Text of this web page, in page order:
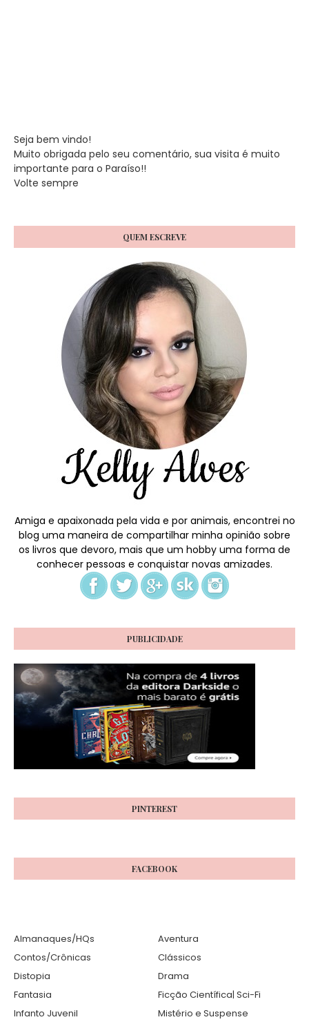
Seja bem vindo!
Muito obrigada pelo seu comentário, sua visita é muito
importante para o Paraíso!!
Volte sempre
QUEM ESCREVE
Amiga e apaixonada pela vida e por animais, encontrei no
blog uma maneira de compartilhar minha opinião sobre
os livros que devoro, mais que um hobby uma forma de
conhecer pessoas e conquistar novas amizades.
PUBLICIDADE
PINTEREST
FACEBOOK
Almanaques/HQs
Aventura
Contos/Crônicas
Clássicos
Distopia
Drama
Fantasia
Ficção Científica| Sci-Fi
Infanto Juvenil
Mistério e Suspense